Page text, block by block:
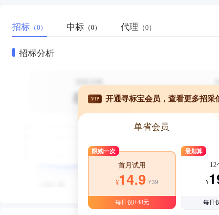
招标 （0） 中标 （0） 代理 （0）
招标分析
VIP 开通寻标宝会员，查看更多招采
单省会员
限购一次
首月试用
¥14.9 ¥39
每日仅0.48元
最划算
12
¥
每日